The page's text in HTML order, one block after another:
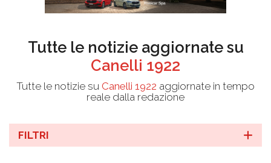
Tutte le notizie aggiornate su
Canelli 1922
Tutte le notizie su Canelli 1922 aggiornate in tempo
reale dalla redazione
FILTRI